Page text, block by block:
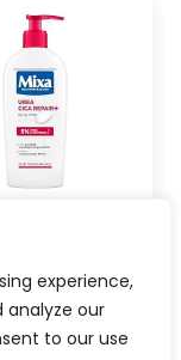
experience,
analyze our
to our use
mit 4-
schützt
€7.19.
&
mit
5%